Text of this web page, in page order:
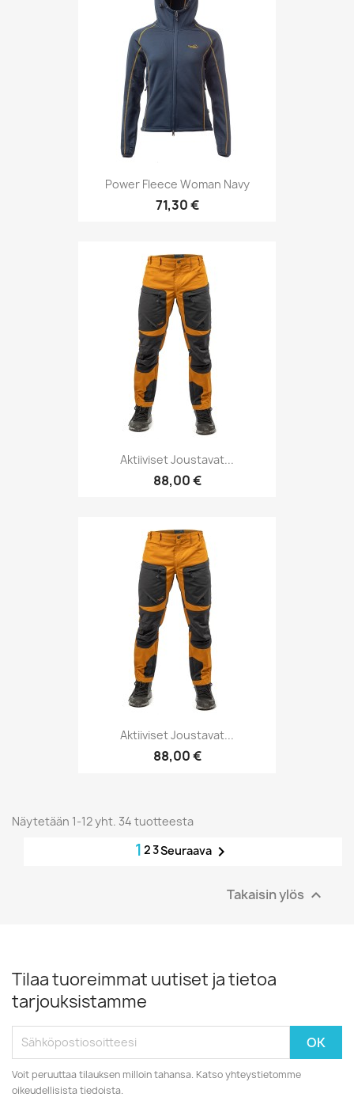
Power Fleece Woman Navy
71,30 €
Aktiiviset Joustavat...
88,00 €
Aktiiviset Joustavat...
88,00 €
Näytetään 1-12 yht. 34 tuotteesta
1 23Seuraava 
Takaisin ylös 
Tilaa tuoreimmat uutiset ja tietoa
tarjouksistamme
Voit peruuttaa tilauksen milloin tahansa. Katso yhteystietomme
oikeudellisista tiedoista.